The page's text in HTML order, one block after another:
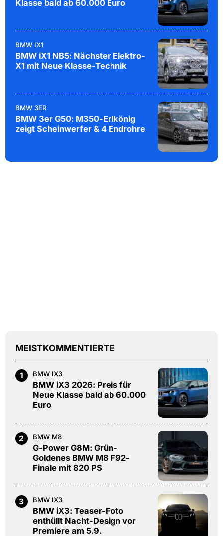
Klasse bald ab 60.000 Euro
BMW IX1
BMW iX1 NB5: Nächster Elektro-
X1 mit Neue Klasse-Technik
BMW 3ER
BMW 3er G50: M350-Erlkönig
zeigt Scheinwerfer & 4 Endrohre
MEISTKOMMENTIERTE
1 BMW IX3
BMW iX3 2026: Preis für
Neue Klasse bald ab 60.000
Euro
2 BMW M8
G-Power G8M: Grün-
Goldenes BMW M8 F92-
Finale mit 820 PS
3 BMW IX3
BMW iX3: Teaser-Foto
enthüllt Nacht-Design vor
Premiere am 5.9.